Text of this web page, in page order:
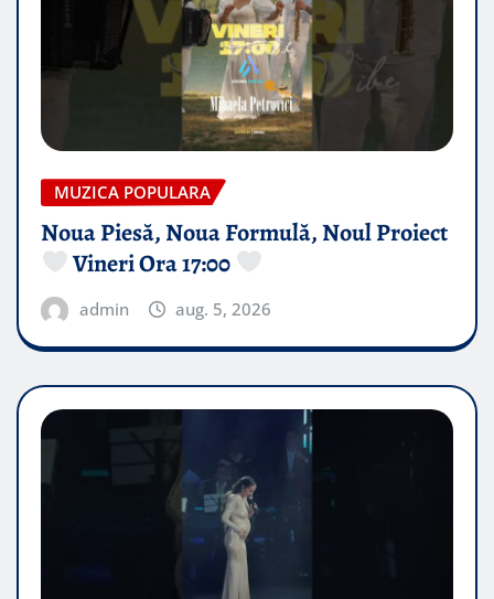
MUZICA POPULARA
Noua Piesă, Noua Formulă, Noul Proiect
Vineri Ora 17:00
admin aug. 5, 2026